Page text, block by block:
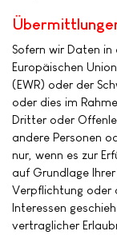
Sofern wir Daten
Europäischen
(EWR) oder der
oder dies im
Dritter oder
andere Personen
nur, wenn es zur
auf Grundlage
Verpflichtung oder
Interessen
vertraglicher